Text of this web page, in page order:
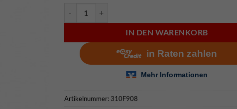
IN DEN WARENKORB
Artikelnummer: 310F908